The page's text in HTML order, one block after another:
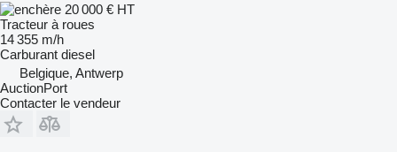
20 000 € HT
Tracteur à roues
14 355 m/h
Carburant diesel
Belgique, Antwerp
AuctionPort
Contacter le vendeur